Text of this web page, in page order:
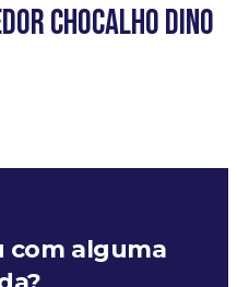
CHOCALHO DINO
com alguma